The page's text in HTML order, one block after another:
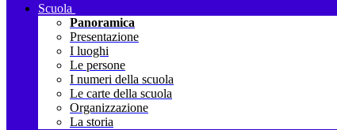
Scuola
Panoramica
Presentazione
I luoghi
Le persone
I numeri della scuola
Le carte della scuola
Organizzazione
La storia